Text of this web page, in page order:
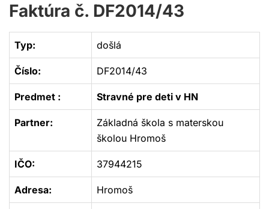
Faktúra č. DF2014/43
Typ: došlá
Číslo: DF2014/43
Predmet : Stravné pre deti v HN
Partner:
Základná škola s materskou
školou Hromoš
IČO: 37944215
Adresa: Hromoš